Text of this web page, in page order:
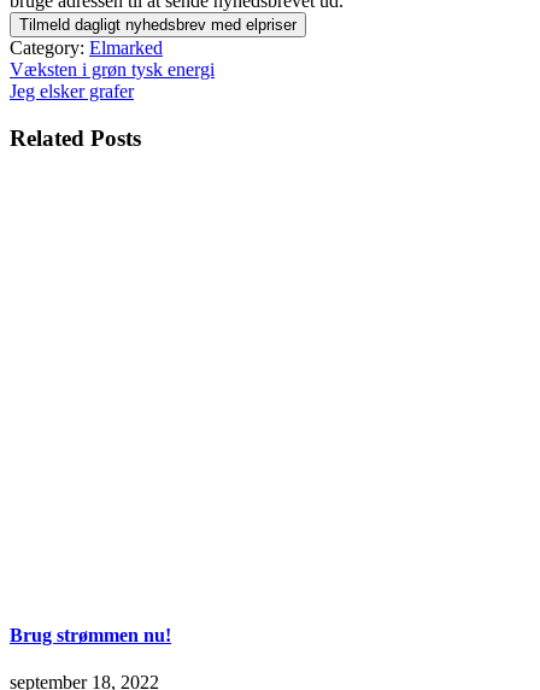
Category: Elmarked
Indlægsnavigation
Væksten i grøn tysk energi
Jeg elsker grafer
Related Posts
Brug strømmen nu!
september 18, 2022